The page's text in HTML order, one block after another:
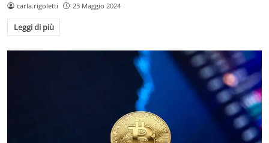
carla.rigoletti 23 Maggio 2024
Leggi di più